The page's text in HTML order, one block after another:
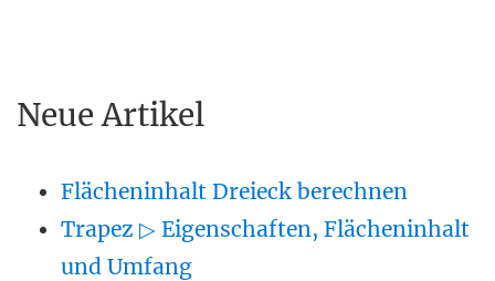
Neue Artikel
Flächeninhalt Dreieck berechnen
Trapez ▷ Eigenschaften, Flächeninhalt
und Umfang